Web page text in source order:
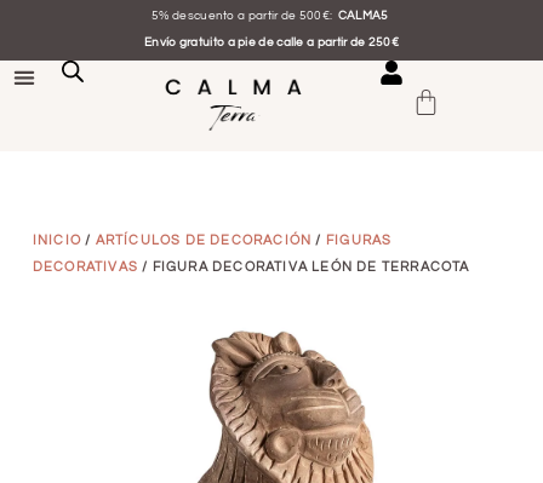
5% descuento a partir de 500€: CALMA5
Envío gratuito a pie de calle a partir de 250€
INICIO / ARTÍCULOS DE DECORACIÓN /
FIGURAS
DECORATIVAS / FIGURA DECORATIVA LEÓN DE TERRACOTA